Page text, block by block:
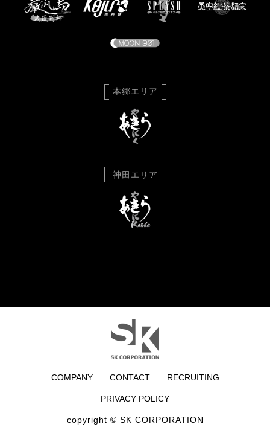
本郷エリア
神田エリア
COMPANY CONTACT RECRUITING
PRIVACY POLICY
copyright © SK CORPORATION